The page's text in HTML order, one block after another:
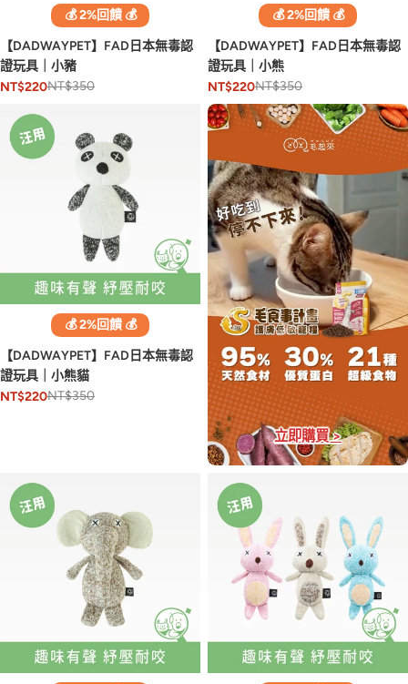
💰 2%回饋 💰
【DADWAYPET】FAD日本無毒認
證玩具｜小豬
NT$220NT$350
💰 2%回饋 💰
【DADWAYPET】FAD日本無毒認
證玩具｜小熊
NT$220NT$350
💰 2%回饋 💰
【DADWAYPET】FAD日本無毒認
證玩具｜小熊貓
NT$220NT$350
立即購買 >